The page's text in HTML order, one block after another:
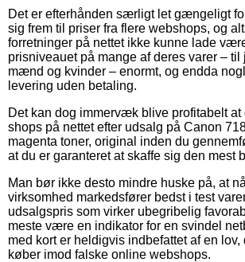
Det er efterhånden særligt let gængeligt
sig frem til priser fra flere webshops, og
forretninger på nettet ikke kunne lade
prisniveauet på mange af deres varer – til
mænd og kvinder – enormt, og endda
levering uden betaling.
Det kan dog immervæk blive profitabelt
shops på nettet efter udsalg på Canon
magenta toner, original inden du
at du er garanteret at skaffe sig den mest
Man bør ikke desto mindre huske på, at
virksomhed markedsfører bedst i test
udsalgspris som virker ubegribelig
meste være en indikator for en svindel
med kort er heldigvis indbefattet af en lov,
køber imod falske online webshops.